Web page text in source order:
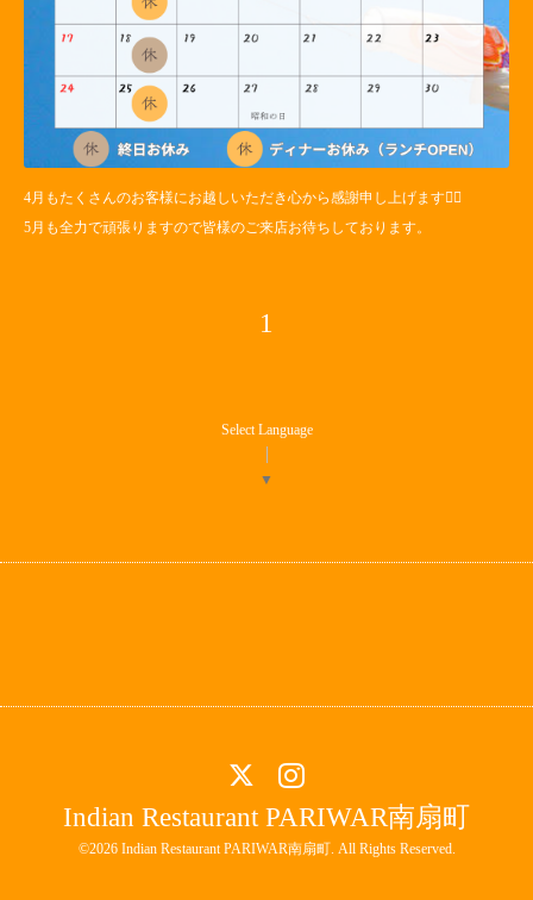
4月もたくさんのお客様にお越しいただき心から感謝申し上げます🙇‍♀️
5月も全力で頑張りますので皆様のご来店お待ちしております。
1
Select Language
▼
Indian Restaurant PARIWAR南扇町
©2026 Indian Restaurant PARIWAR南扇町. All Rights Reserved.